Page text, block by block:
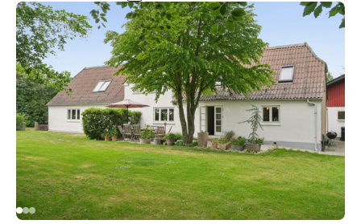
Planteavlsgård
/
-
jord:
Kragemosevej
5,
Strærup
Mark,
5683
Haarby